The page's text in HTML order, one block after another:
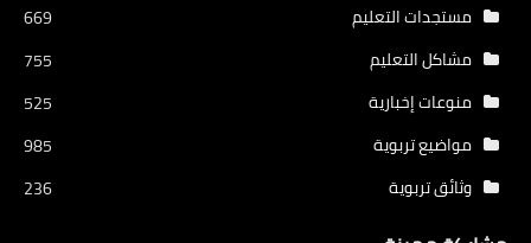
مستجدات التعليم
669
مشاكل التعليم
755
منوعات إخبارية
525
مواضيع تربوية
985
وثائق تربوية
236